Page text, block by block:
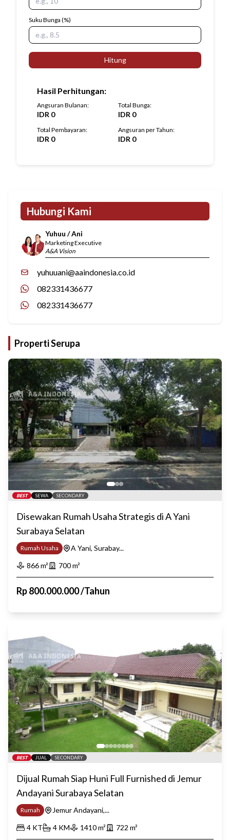
Suku Bunga (%)
Hitung
Hasil Perhitungan:
Angsuran Bulanan:
IDR 0
Total Bunga:
IDR 0
Total Pembayaran:
IDR 0
Angsuran per Tahun:
IDR 0
Hubungi Kami
Yuhuu / Ani
Marketing Executive
A&A Vision
yuhuuani@aaindonesia.co.id
082331436677
082331436677
Properti Serupa
BEST SEWA SECONDARY
Disewakan Rumah Usaha Strategis di A Yani
Surabaya Selatan
Rumah Usaha
A Yani, Surabay...
866m² 700m²
Rp800.000.000/Tahun
BEST JUAL SECONDARY
Dijual Rumah Siap Huni Full Furnished di Jemur
Andayani Surabaya Selatan
Rumah
Jemur Andayani,...
4 KT 4 KM 1410m² 722 m²